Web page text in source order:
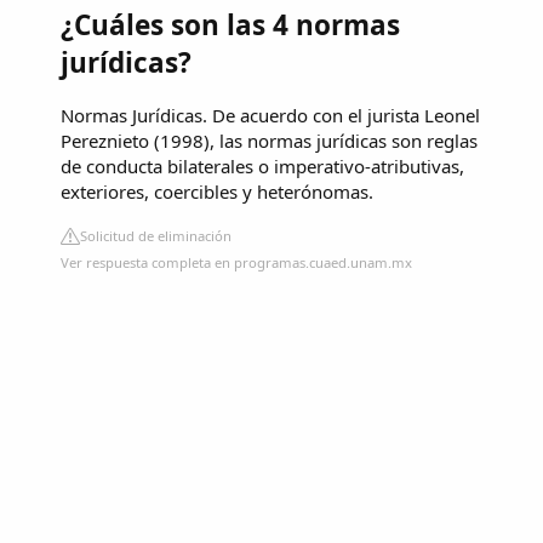
¿Cuáles son las 4 normas
jurídicas?
Normas Jurídicas. De acuerdo con el jurista Leonel
Pereznieto (1998), las normas jurídicas son reglas
de conducta bilaterales o imperativo-atributivas,
exteriores, coercibles y heterónomas.
Solicitud de eliminación
Ver respuesta completa en programas.cuaed.unam.mx